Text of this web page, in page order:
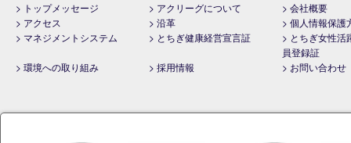
> トップメッセージ > アクリーグについて
> 会社概要
> アクセス
> 沿革
> 個人情報保護
> マネジメントシステム
> とちぎ健康経営宣言証
> とちぎ女性活
員登録証
> 環境への取り組み
> 採用情報 > お問い合わせ